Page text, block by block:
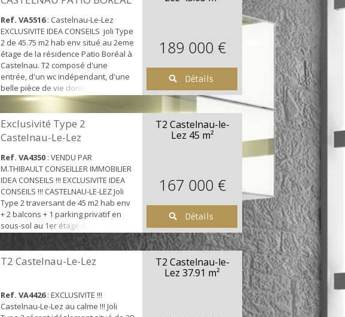
appartement bénéficie également
d'un pa...
Ref. VA5516: Castelnau-Le-Lez
EXCLUSIVITE IDEA CONSEILS joli Type
2 de 45.75 m2 hab env situé au 2eme
étage de la résidence Patio Boréal à
Castelnau. T2 composé d'une
entrée, d'un wc indépendant, d'une
belle pièce de vie donnant sur la
loggia, d'une cuisine us aménagée
et semi équipée, d'une chambre
avec placard et d'une salle d'eau.
Cet appartement bénéficie
également d'un parking privatif en ...
189 000 €
Détails
Exclusivité Type 2
Castelnau-Le-Lez
Ref. VA4350 : VENDU PAR
M.THIBAULT CONSEILLER IMMOBILIER
IDEA CONSEILS !!! EXCLUSIVITE IDEA
CONSEILS !!! CASTELNAU-LE-LEZ Joli
Type 2 traversant de 45 m2 hab env
+ 2 balcons + 1 parking privatif en
sous-sol au 1er étage de la
résidence récente "Le Vendôme" à
Castelnau-Le-Lez. Au pied de toutes
les commodités, commerces, Tram,
desservant la pièce...
T2 Castelnau-le-
Lez 45 m²
167 000 €
Détails
T2 Castelnau-Le-Lez
Ref. VA4426: EXCLUSIVITE !!!
Castelnau-Le-Lez au calme !!! Joli
T2 Castelnau-le-
Lez 37.91 m²